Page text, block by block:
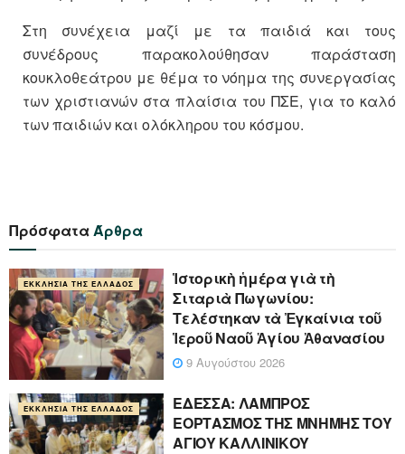
Στη συνέχεια μαζί με τα παιδιά και τους
συνέδρους παρακολούθησαν παράσταση
κουκλοθεάτρου με θέμα το νόημα της συνεργασίας
των χριστιανών στα πλαίσια του ΠΣΕ, για το καλό
των παιδιών και ολόκληρου του κόσμου.
ΠρόσφαταΆρθρα
ΕΚΚΛΗΣΊΑ ΤΗΣ ΕΛΛΆΔΟΣ
Ἱστορικὴ ἡμέρα γιὰ τὴ
Σιταριὰ Πωγωνίου:
Τελέστηκαν τὰ Ἐγκαίνια τοῦ
Ἱεροῦ Ναοῦ Ἁγίου Ἀθανασίου
9 Αυγούστου 2026
ΕΚΚΛΗΣΊΑ ΤΗΣ ΕΛΛΆΔΟΣ
ΕΔΕΣΣΑ: ΛΑΜΠΡΟΣ
ΕΟΡΤΑΣΜΟΣ ΤΗΣ ΜΝΗΜΗΣ ΤΟΥ
ΑΓΙΟΥ ΚΑΛΛΙΝΙΚΟΥ